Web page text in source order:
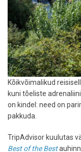
Kõikvõimalikud
kuni tõeliste
on kindel: need on
pakkuda.
TripAdvisor kuulutas
Best of the Best